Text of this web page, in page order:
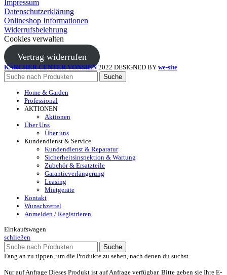
Impressum
Datenschutzerklärung
Onlineshop Informationen
Widerrufsbelehrung
Cookies verwalten
Vertrag widerrufen
KÄRCHER CENTER VONSIEN 2022 DESIGNED BY we-site
Suche
Home & Garden
Professional
AKTIONEN
Aktionen
Über Uns
Über uns
Kundendienst & Service
Kundendienst & Reparatur
Sicherheitsinspektion & Wartung
Zubehör & Ersatzteile
Garantieverlängerung
Leasing
Mietgeräte
Kontakt
Wunschzettel
Anmelden / Registrieren
Einkaufswagen
schließen
Suche
Fang an zu tippen, um die Produkte zu sehen, nach denen du suchst.
Nur auf Anfrage Dieses Produkt ist auf Anfrage verfügbar. Bitte geben sie Ihre E-